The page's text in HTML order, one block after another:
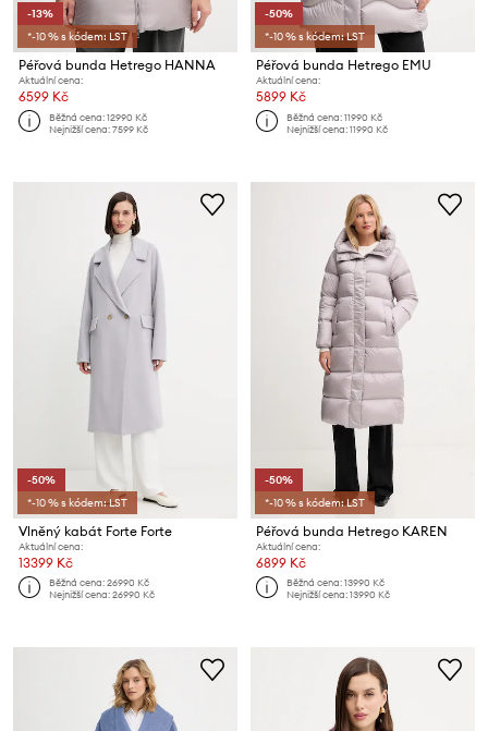
-13%
*-10 % s kódem: LST
Péřová bunda Hetrego HANNA
Aktuální cena:
6599 Kč
Běžná cena:12990 Kč
Nejnižší cena:7599 Kč
-50%
*-10 % s kódem: LST
Péřová bunda Hetrego EMU
Aktuální cena:
5899 Kč
Běžná cena:11990 Kč
Nejnižší cena:11990 Kč
-50%
*-10 % s kódem: LST
Vlněný kabát Forte Forte
Aktuální cena:
13399 Kč
Běžná cena:26990 Kč
Nejnižší cena:26990 Kč
-50%
*-10 % s kódem: LST
Péřová bunda Hetrego KAREN
Aktuální cena:
6899 Kč
Běžná cena:13990 Kč
Nejnižší cena:13990 Kč